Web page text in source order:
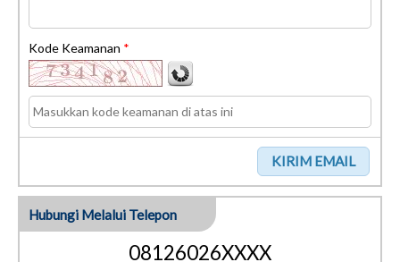
Kode Keamanan *
Hubungi Melalui Telepon
08126026XXXX